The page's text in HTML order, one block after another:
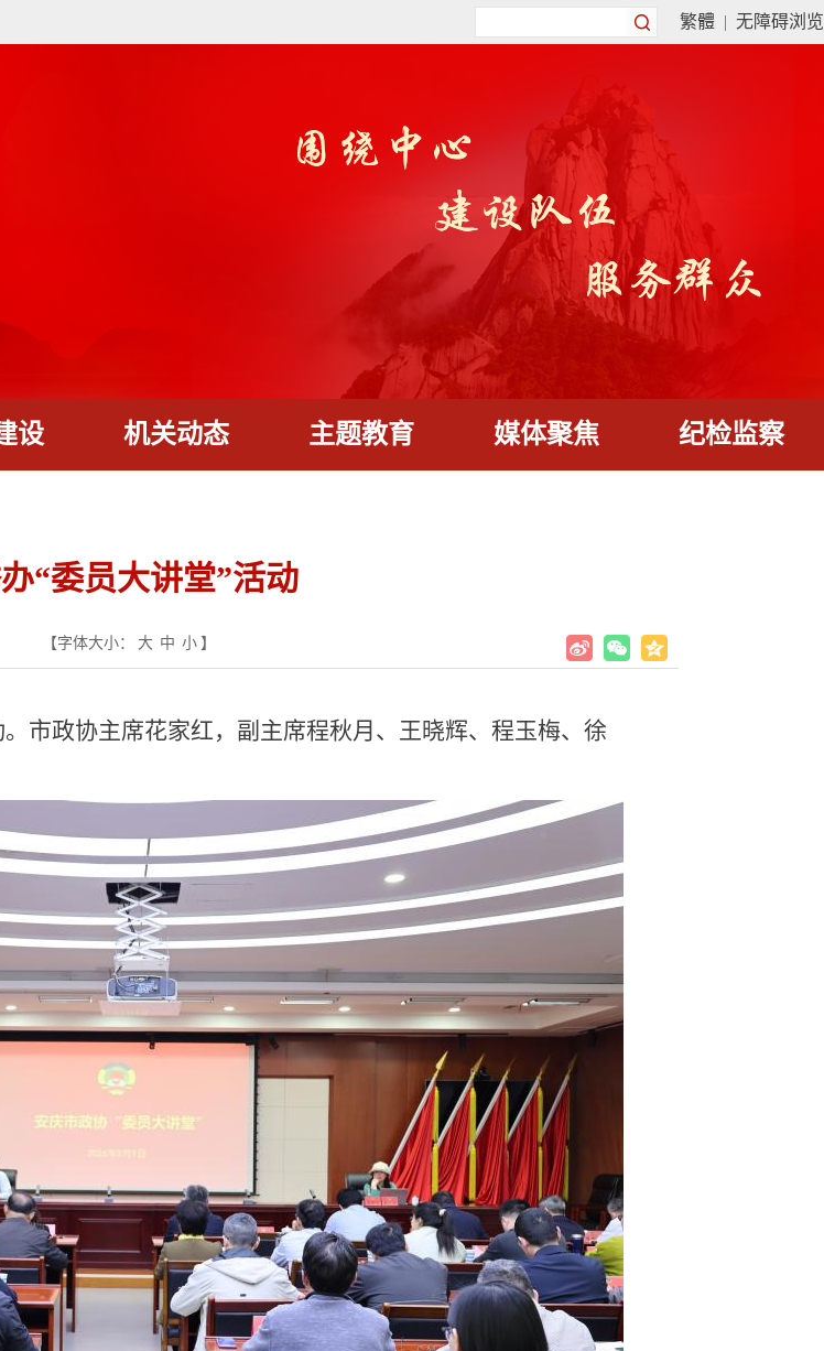
繁體 | 无障碍浏览
设 机关动态 主题教育 媒体聚焦 纪检监察
“委员大讲堂”活动
【字体大小： 大 中 小 】
市政协主席花家红，副主席程秋月、王晓辉、程玉梅、徐